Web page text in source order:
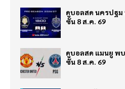
ดูบอลสด นครปฐม
ซั่น 8 ส.ค. 69
ดูบอลสด แมนยู พ
ซั่น 8 ส.ค. 69